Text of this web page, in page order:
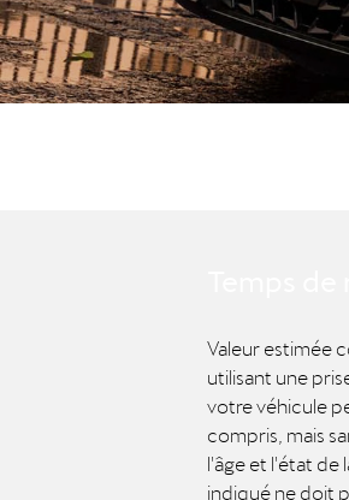
Valeur estimée
utilisant une
votre véhicule
compris, mais
l'âge et l'état de
indiqué ne doit